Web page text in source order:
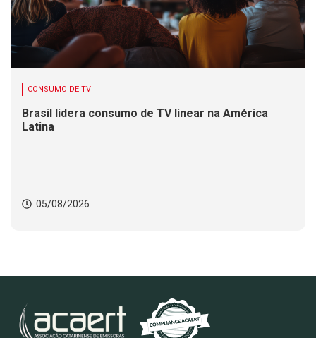
CONSUMO DE TV
Brasil lidera consumo de TV linear na América
Latina
05/08/2026